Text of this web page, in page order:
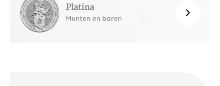
Platina
Munten en baren